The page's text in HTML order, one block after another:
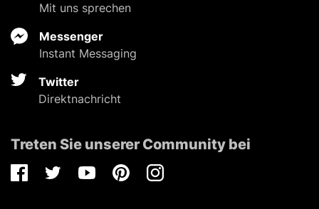
Mit uns sprechen
Messenger
Instant Messaging
Twitter
Direktnachricht
Treten Sie unserer Community bei
FacebookTwitterYoutubePinterestInstagram